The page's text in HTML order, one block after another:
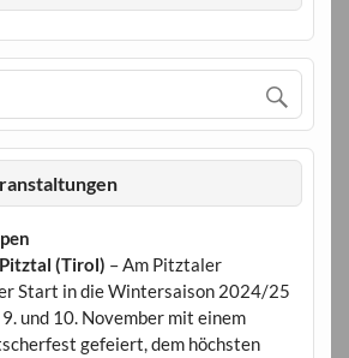
(Tirol) – Am Pitztaler
Start in die Wintersaison 2024/25
und 10. November mit einem
gefeiert, dem höchsten